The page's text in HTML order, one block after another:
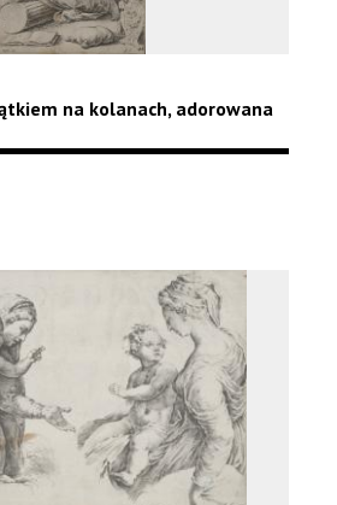
na kolanach, adorowana